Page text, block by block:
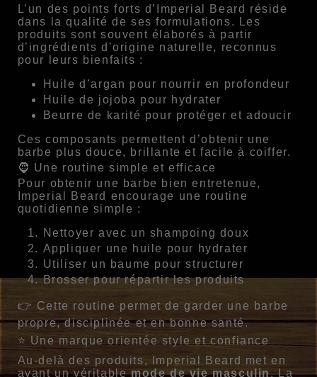
L’un des points forts d’Imperial Beard réside
dans la qualité de ses formulations. Les
produits sont souvent élaborés à partir
d’ingrédients d’origine naturelle, reconnus
pour leurs bienfaits :
Huile d’argan pour nourrir en profondeur
Huile de jojoba pour hydrater
Beurre de karité pour protéger et adoucir
Ces composants permettent d’obtenir une
barbe plus douce, brillante et facile à coiffer.
🧔 Une routine simple et efficace
Pour obtenir une barbe bien entretenue,
Imperial Beard encourage une routine
quotidienne simple :
Nettoyer avec un shampoing doux
Appliquer une huile pour hydrater
Utiliser un baume pour structurer
Brosser pour répartir les produits
👉 Cette routine permet de garder une barbe
propre, disciplinée et en bonne santé.
⭐ Une marque orientée style et confiance
Au-delà des produits, Imperial Beard met en
avant un véritablemode de vie masculin. La